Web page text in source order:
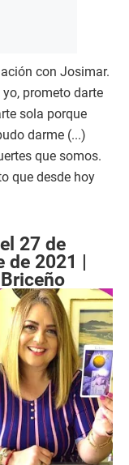
con Josimar.
prometo darte
sola porque
darme (...)
que somos.
que desde hoy
27 de
de 2021 |